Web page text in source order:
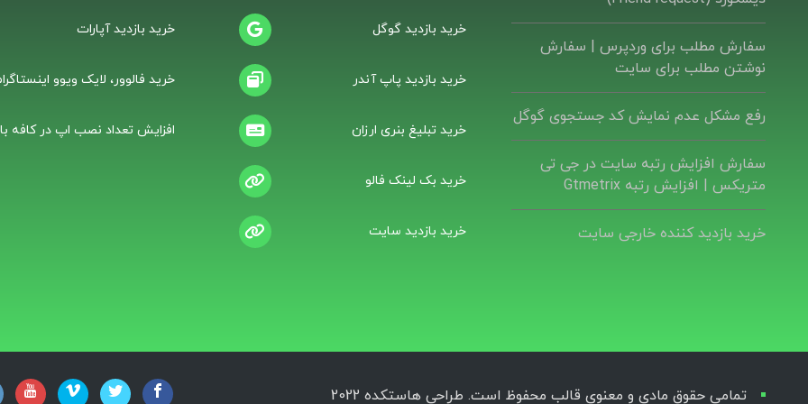
سفارش مطلب برای وردپرس |‌ سفارش
نوشتن مطلب برای سایت
رفع مشکل عدم نمایش کد جستجوی گوگل
سفارش افزایش رتبه سایت در جی تی
متریکس | افزایش رتبه Gtmetrix
خرید بازدید کننده خارجی سایت
خرید بازدید گوگل
خرید بازدید پاپ آندر
خرید تبلیغ بنری ارزان
خرید بک لینک فالو
خرید بازدید سایت
خرید بازدید آپارات
خرید فالوور، لایک ویوو
افزایش تعداد نصب اپ در کافه
تمامی حقوق مادی و معنوی قالب محفوظ است. طراحی هاستکده 2022